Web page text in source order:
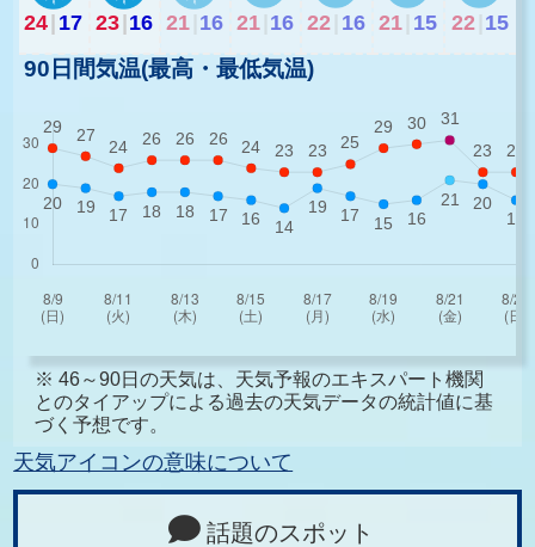
24| 17 23|16 21 16 21 16 22 16 21 15 22 15
90日間気温(最高・最低気温)
※ 46～90日の天気は、天気予報のエキスパート機関
とのタイアップによる過去の天気データの統計値に基
づく予想です。
天気アイコンの意味について
話題のスポット